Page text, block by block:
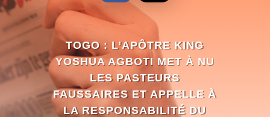
TOGO : L’APÔTRE KING
YOSHUA AGBOTI MET À NU
LES PASTEURS
FAUSSAIRES ET APPELLE À
LA RESPONSABILITÉ DU